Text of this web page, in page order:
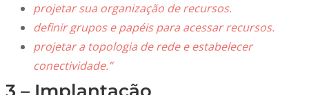
projetar sua organização de recursos.
definir grupos e papéis para acessar recursos.
projetar a topologia de rede e estabelecer
conectividade.”